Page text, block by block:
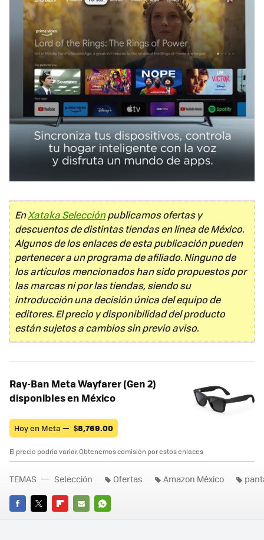
EnXataka Selecciónpublicamos ofertas y
descuentos de distintas tiendas en línea de México.
Algunos de los enlaces de esta publicación pueden
pertenecer a un programa de afiliado. Ninguno de
los artículos mencionados han sido propuestos por
las marcas ni por las tiendas, siendo su
introducción una decisión única del equipo de
editores. El precio y disponibilidad del producto
están sujetos a cambios sin previo aviso.
Ray-Ban Meta Wayfarer (Gen 2)
disponibles en México
Hoy en Meta — $8,769.00
El precio podría variar. Obtenemos comisión por estos enlaces
FACEBOOK
TWITTERFLIPBOARD
E-
WHATSAPP
TEMAS Selección Ofertas Amazon México